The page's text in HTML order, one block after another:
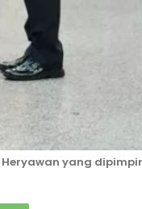
Heryawan yang